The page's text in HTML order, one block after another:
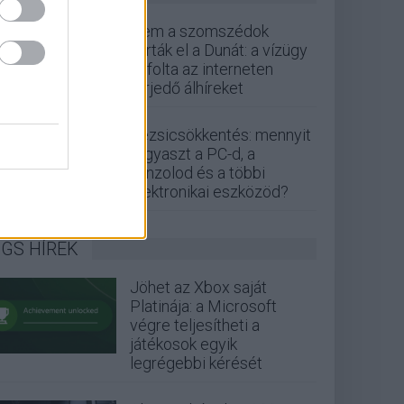
Nem a szomszédok
zárták el a Dunát: a vízügy
cáfolta az interneten
terjedő álhíreket
Rezsicsökkentés: mennyit
fogyaszt a PC-d, a
konzolod és a többi
elektronikai eszközöd?
GS HÍREK
Jöhet az Xbox saját
Platinája: a Microsoft
végre teljesítheti a
játékosok egyik
legrégebbi kérését